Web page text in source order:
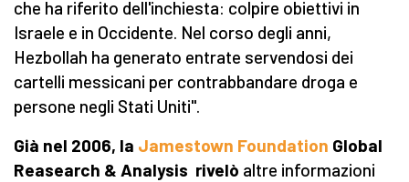
che ha riferito dell'inchiesta: colpire obiettivi in
Israele e in Occidente. Nel corso degli anni,
Hezbollah ha generato entrate servendosi dei
cartelli messicani per contrabbandare droga e
persone negli Stati Uniti".
Già nel 2006, la Jamestown Foundation Global
Reasearch & Analysis rivelò altre informazioni